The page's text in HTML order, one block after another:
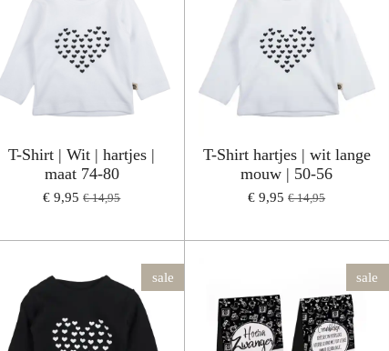
T-Shirt | Wit | hartjes |
maat 74-80
€ 9,95 € 14,95
T-Shirt hartjes | wit lange
mouw | 50-56
€ 9,95 € 14,95
sale sale